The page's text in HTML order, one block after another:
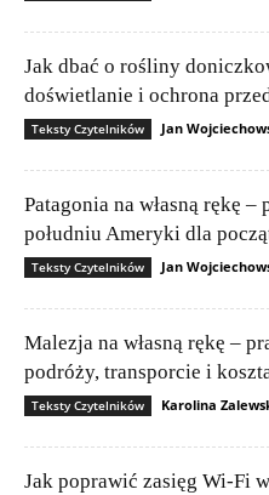
Jak dbać o rośliny
doświetlanie i ochrona
Teksty Czytelników Jan
Patagonia na własną rękę
południu Ameryki dla
Teksty Czytelników Jan
Malezja na własną rękę –
podróży, transporcie i
Teksty Czytelników Karolina
Jak poprawić zasięg Wi‑Fi